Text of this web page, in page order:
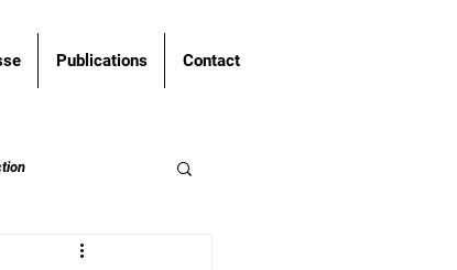
Publications Contact